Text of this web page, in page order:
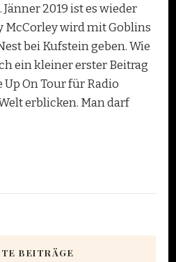
2019 ist es wieder
McCorley wird mit Goblins
bei Kufstein geben. Wie
ein kleiner erster Beitrag
Up On Tour für Radio
erblicken. Man darf
BEITRÄGE